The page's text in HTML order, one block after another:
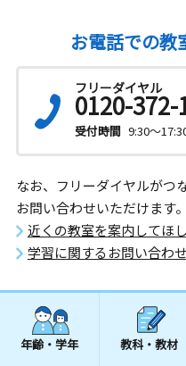
お電話での教
フリーダイヤル
0120-372-
受付時間 9:30～
なお、フリーダイヤルがつ
お問い合わせいただけます。
近くの教室を案内してほ
学習に関するお問い合わせ
年齢・学年 教科・教材